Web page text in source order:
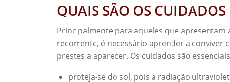
QUAIS SÃO OS CUIDADOS
Principalmente para aqueles que
recorrente, é necessário aprender a conviver
prestes a aparecer. Os cuidados são
proteja-se do sol, pois a radiação